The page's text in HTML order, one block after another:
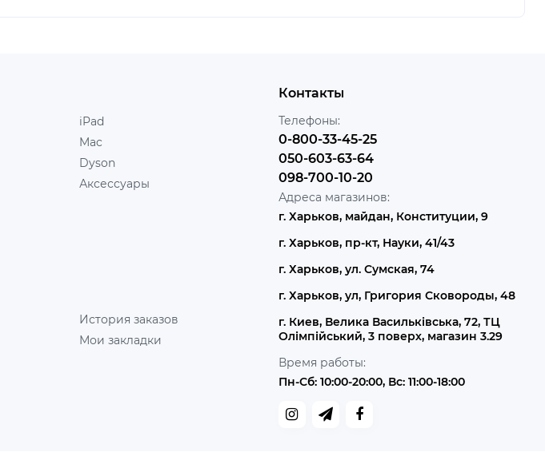
iPad
Mac
Dyson
Аксессуары
История заказов
Мои закладки
Контакты
Телефоны:
0-800-33-45-25
050-603-63-64
098-700-10-20
Адреса магазинов:
г. Харьков, майдан, Конституции, 9
г. Харьков, пр-кт, Науки, 41/43
г. Харьков, ул. Сумская, 74
г. Харьков, ул, Григория Сковороды, 48
г. Киев, Велика Васильківська, 72, ТЦ
Олімпійський, 3 поверх, магазин 3.29
Время работы:
Пн-Сб: 10:00-20:00, Вс: 11:00-18:00